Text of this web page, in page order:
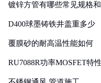
镀锌方管有哪些常见规格
D400球墨铸铁井盖重多少
覆膜砂的耐高温性能如何
RU7088R功率MOSFET特